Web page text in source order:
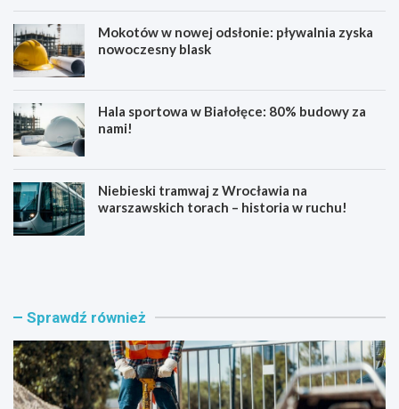
Mokotów w nowej odsłonie: pływalnia zyska
nowoczesny blask
Hala sportowa w Białołęce: 80% budowy za
nami!
Niebieski tramwaj z Wrocławia na
warszawskich torach – historia w ruchu!
K
s
a
w
n
o
U
O
r
ą
g
z
Sprawdź również